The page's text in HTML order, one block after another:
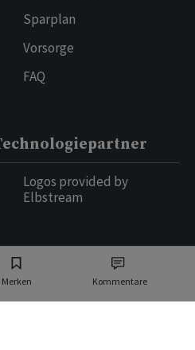
Merken Kommentare
Sparplan
Vorsorge
FAQ
Logos provided by
Elbstream
Schweiz